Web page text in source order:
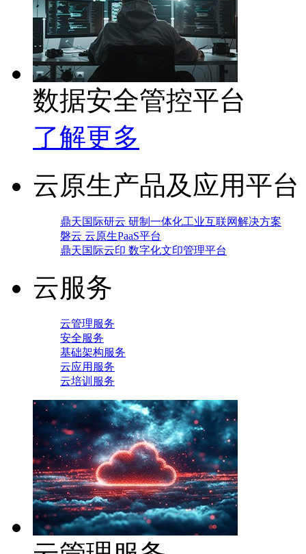
数据安全管控平台
了解更多
云原生产品及应用平台
鼎天国际研云 研制一体化工业互联网解决方案
磐云 云原生PaaS平台
鼎天国际云印 数字化文印管理平台
云服务
云管理服务
安全服务
基础架构服务
云应用服务
云培训服务